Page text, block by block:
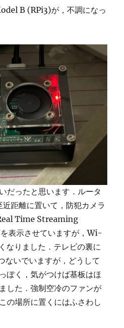
B (RPi3)が，不調になっ
だったと思います．ルータ
距離に置いて，防犯カメラ
Time Streaming
表示させていますが，Wi-
なりました．テレビの裏に
ないでいますが，どうして
ぽく，気がつけば基板はほ
した．強制空冷のファンが
の場所に置くにはふさわし